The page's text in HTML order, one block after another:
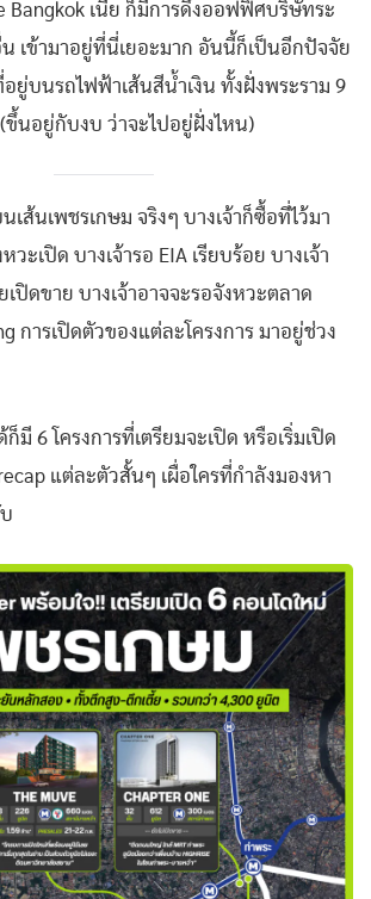
Bangkok เนี่ย ก็มีการดึงออฟฟิศบริษัทระ
เข้ามาอยู่ที่นี่เยอะมาก อันนี้ก็เป็นอีกปัจจัย
ยู่บนรถไฟฟ้าเส้นสีน้ำเงิน ทั้งฝั่งพระราม 9
ขึ้นอยู่กับงบ ว่าจะไปอยู่ฝั่งไหน)
เส้นเพชรเกษม จริงๆ บางเจ้าก็ซื้อที่ไว้มา
ะเปิด บางเจ้ารอ EIA เรียบร้อย บางเจ้า
ปิดขาย บางเจ้าอาจจะรอจังหวะตลาด
การเปิดตัวของแต่ละโครงการ มาอยู่ช่วง
มี 6 โครงการที่เตรียมจะเปิด หรือเริ่มเปิด
แต่ละตัวสั้นๆ เผื่อใครที่กำลังมองหา